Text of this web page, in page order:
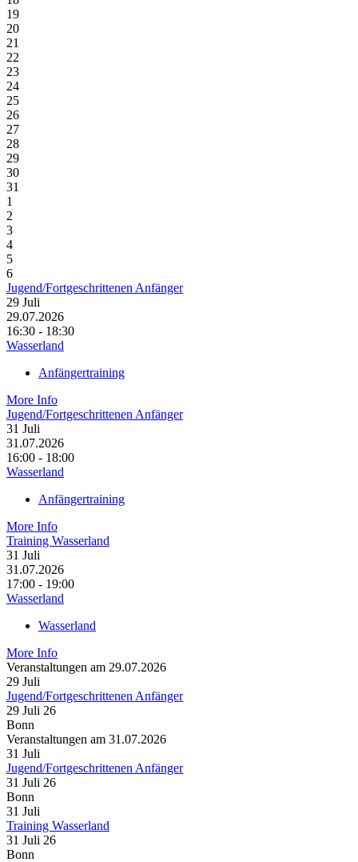
19
20
21
22
23
24
25
26
27
28
29
30
31
1
2
3
4
5
6
Jugend/Fortgeschrittenen Anfänger
29 Juli
29.07.2026
16:30 - 18:30
Wasserland
Anfängertraining
More Info
Jugend/Fortgeschrittenen Anfänger
31 Juli
31.07.2026
16:00 - 18:00
Wasserland
Anfängertraining
More Info
Training Wasserland
31 Juli
31.07.2026
17:00 - 19:00
Wasserland
Wasserland
More Info
Veranstaltungen am 29.07.2026
29 Juli
Jugend/Fortgeschrittenen Anfänger
29 Juli 26
Bonn
Veranstaltungen am 31.07.2026
31 Juli
Jugend/Fortgeschrittenen Anfänger
31 Juli 26
Bonn
31 Juli
Training Wasserland
31 Juli 26
Bonn